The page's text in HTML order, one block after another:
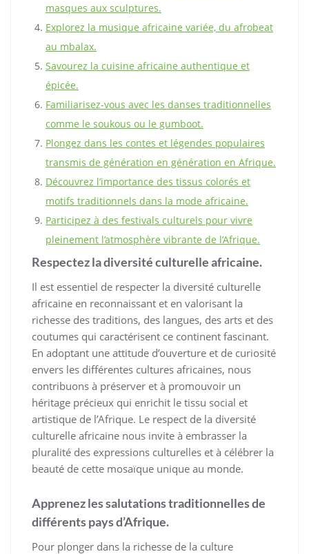
masques aux sculptures.
Explorez la musique africaine variée, du afrobeat
au mbalax.
Savourez la cuisine africaine authentique et
épicée.
Familiarisez-vous avec les danses traditionnelles
comme le soukous ou le gumboot.
Plongez dans les contes et légendes populaires
transmis de génération en génération en Afrique.
Découvrez l’importance des tissus colorés et
motifs traditionnels dans la mode africaine.
Participez à des festivals culturels pour vivre
pleinement l’atmosphère vibrante de l’Afrique.
Respectez la diversité culturelle africaine.
Il est essentiel de respecter la diversité culturelle
africaine en reconnaissant et en valorisant la
richesse des traditions, des langues, des arts et des
coutumes qui caractérisent ce continent fascinant.
En adoptant une attitude d’ouverture et de curiosité
envers les différentes cultures africaines, nous
contribuons à préserver et à promouvoir un
héritage précieux qui enrichit le tissu social et
artistique de l’Afrique. Le respect de la diversité
culturelle africaine nous invite à embrasser la
pluralité des expressions culturelles et à célébrer la
beauté de cette mosaïque unique au monde.
Apprenez les salutations traditionnelles de
différents pays d’Afrique.
Pour plonger dans la richesse de la culture